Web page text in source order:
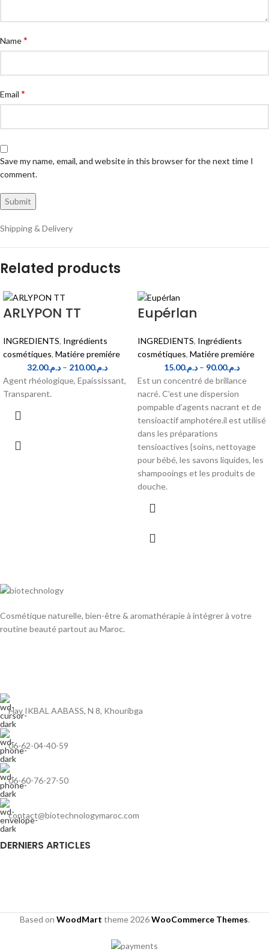
Name*
Email *
Save my name, email, and website in this browser for the next time I
comment.
Shipping & Delivery
Related products
ARLYPON TT
INGREDIENTS, Ingrédients
cosmétiques, Matiére premiére
د.م.32.00 – د.م.210.00
Agent rhéologique, Epaississant,
Transparent.
Eupérlan
INGREDIENTS, Ingrédients
cosmétiques, Matiére premiére
د.م.15.00 – د.م.90.00
Est un concentré de brillance
nacré. C’est une dispersion
pompable d’agents nacrant et de
tensioactif amphotére.il est utilisé
dans les préparations
tensioactives {soins, nettoyage
pour bébé, les savons liquides, les
shampooings et les produits de
douche.
Cosmétique naturelle, bien-être & aromathérapie à intégrer à votre
routine beauté partout au Maroc.
Hay IKBAL AABASS, N 8, Khouribga
06-62-04-40-59
06-60-76-27-50
contact@biotechnologymaroc.com
DERNIERS ARTICLES
Based on WoodMart theme2026WooCommerce Themes.